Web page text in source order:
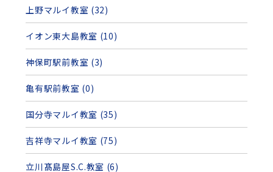
上野マルイ教室 (32)
イオン東大島教室 (10)
神保町駅前教室 (3)
亀有駅前教室 (0)
国分寺マルイ教室 (35)
吉祥寺マルイ教室 (75)
立川髙島屋S.C.教室 (6)